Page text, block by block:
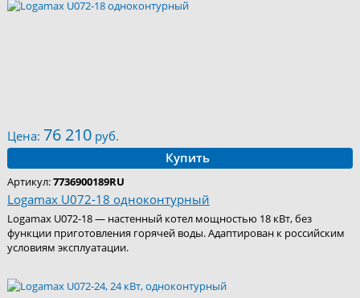
Цена: 76 210руб.
Купить
Артикул:7736900189RU
Logamax U072-18 одноконтурный
Logamax U072-18 — настенный котел мощностью 18 кВт, без
функции приготовления горячей воды. Адаптирован к российским
условиям эксплуатации.